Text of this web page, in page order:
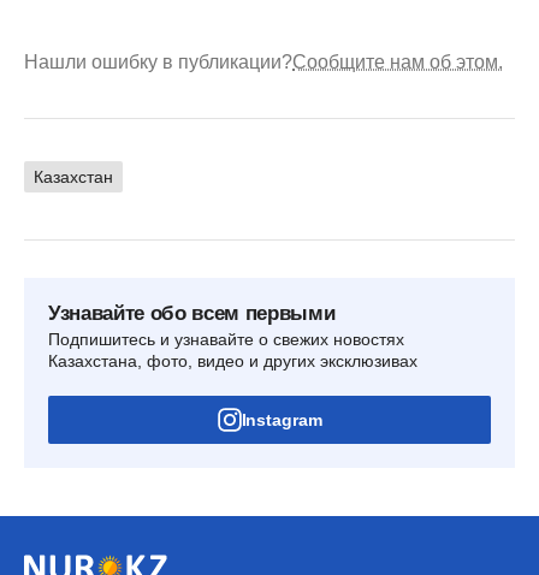
Нашли ошибку в публикации?Сообщите нам об этом.
Казахстан
Узнавайте обо всем первыми
Подпишитесь и узнавайте о свежих новостях
Казахстана, фото, видео и других эксклюзивах
Instagram